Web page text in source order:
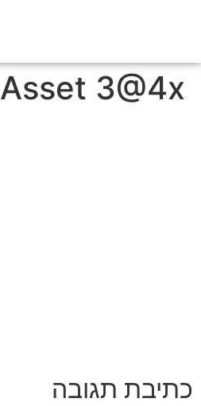
Asset 3@4x
כתיבת תגובה